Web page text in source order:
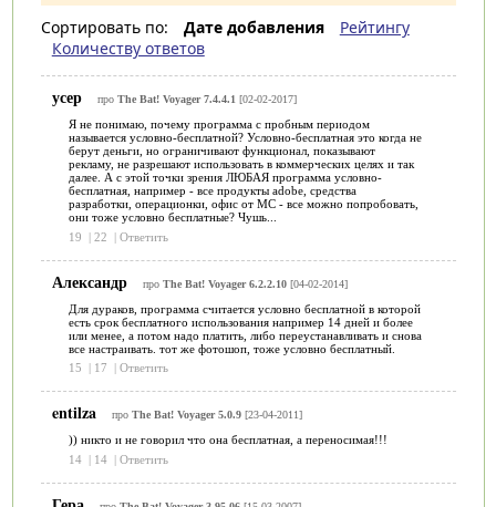
Сортировать по: Дате добавления
Рейтингу
Количеству ответов
усер про The Bat! Voyager 7.4.4.1 [02-02-2017]
Я не понимаю, почему программа с пробным периодом
называется условно-бесплатной? Условно-бесплатная это когда не
берут деньги, но ограничивают функционал, показывают
рекламу, не разрешают использовать в коммерческих целях и так
далее. А с этой точки зрения ЛЮБАЯ программа условно-
бесплатная, например - все продукты adobe, средства
разработки, операционки, офис от МС - все можно попробовать,
они тоже условно бесплатные? Чушь...
19
| 22 | Ответить
Александр про The Bat! Voyager 6.2.2.10[04-02-2014]
Для дураков, программа считается условно бесплатной в которой
есть срок бесплатного использования например 14 дней и более
или менее, а потом надо платить, либо переустанавливать и снова
все настраивать. тот же фотошоп, тоже условно бесплатный.
15
| 17 | Ответить
entilza про The Bat! Voyager 5.0.9[23-04-2011]
)) никто и не говорил что она бесплатная, а переносимая!!!
14 | 14 | Ответить